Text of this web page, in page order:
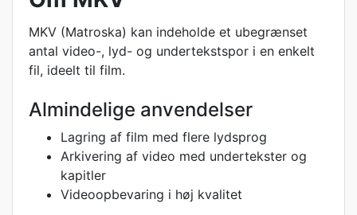
MKV (Matroska) kan indeholde et ubegrænset
antal video-, lyd- og undertekstspor i en enkelt
fil, ideelt til film.
Almindelige anvendelser
Lagring af film med flere lydsprog
Arkivering af video med undertekster og
kapitler
Videoopbevaring i høj kvalitet